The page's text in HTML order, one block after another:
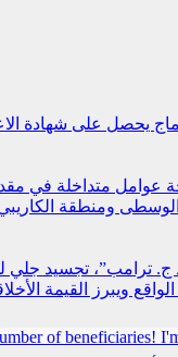
يحصل على شهادة
عوامل متداخلة في
ومنطقة
ترامب”، تجسيد جلي
ويبرز القيمة
of beneficiaries!